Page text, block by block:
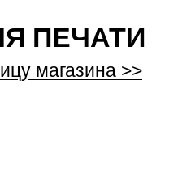
ПЕЧАТИ
магазина >>